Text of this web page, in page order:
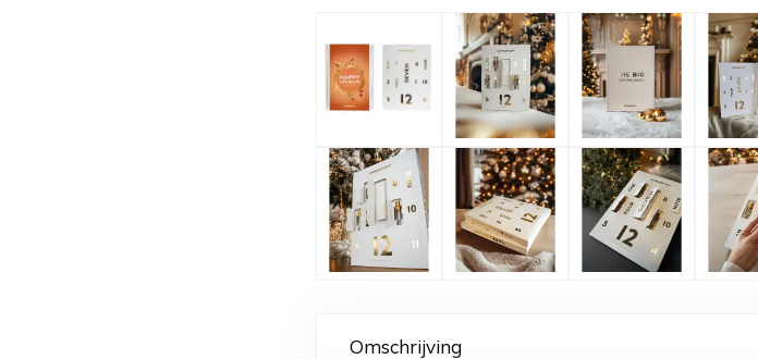
Omschrijving